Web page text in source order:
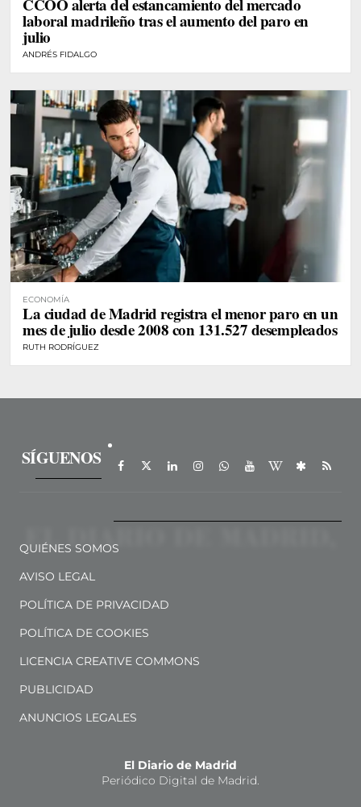
CCOO alerta del estancamiento del mercado
laboral madrileño tras el aumento del paro en
julio
ANDRÉS FIDALGO
ECONOMÍA
La ciudad de Madrid registra el menor paro en un
mes de julio desde 2008 con 131.527 desempleados
RUTH RODRÍGUEZ
SÍGUENOS
QUIÉNES SOMOS
AVISO LEGAL
POLÍTICA DE PRIVACIDAD
POLÍTICA DE COOKIES
LICENCIA CREATIVE COMMONS
PUBLICIDAD
ANUNCIOS LEGALES
El Diario de Madrid
Periódico Digital de Madrid.